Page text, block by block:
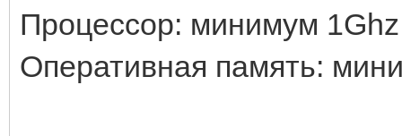
Процессор: минимум 1Ghz
Оперативная память: